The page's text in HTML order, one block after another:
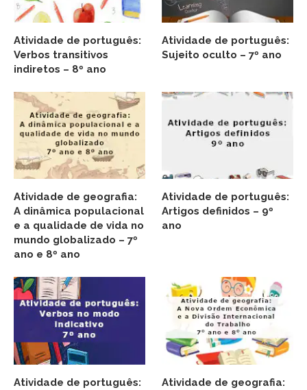
Atividade de português:
Verbos transitivos
indiretos – 8º ano
Atividade de português:
Sujeito oculto – 7º ano
Atividade de geografia:
A dinâmica populacional
e a qualidade de vida no
mundo globalizado – 7º
ano e 8º ano
Atividade de português:
Artigos definidos – 9º
ano
Atividade de português:
Atividade de geografia: